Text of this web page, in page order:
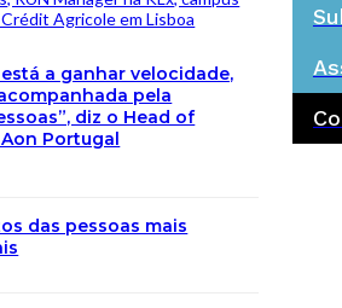
Agricole em Lisboa
está a ganhar velocidade,
pela
diz o Head of
Portugal
das pessoas mais